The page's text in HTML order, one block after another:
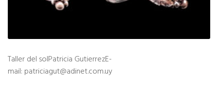
Taller del solPatricia GutierrezE-
mail: patriciagut@adinet.com.uy